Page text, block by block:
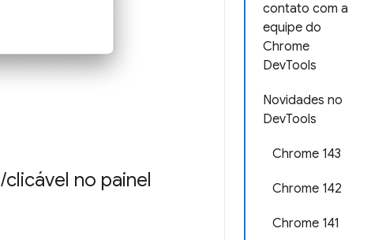
contato com a
equipe do
Chrome
DevTools
Novidades no
DevTools
Chrome 143
Chrome 142
Chrome 141
/clicável no painel